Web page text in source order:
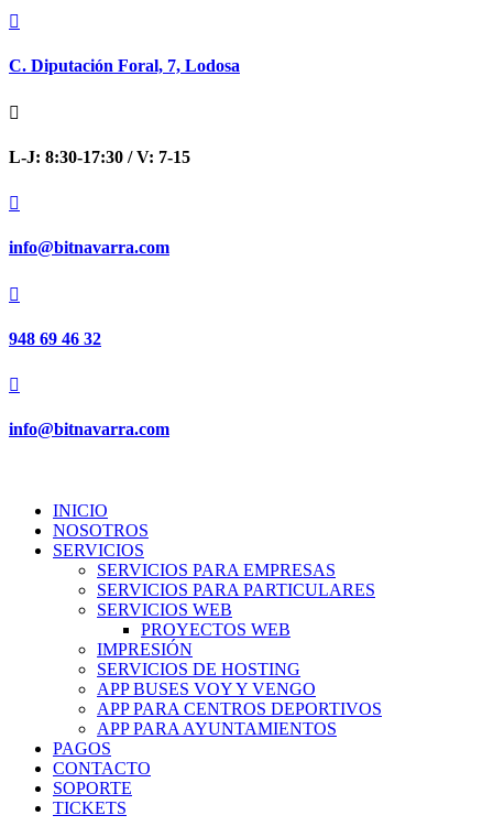

C. Diputación Foral, 7, Lodosa

L-J: 8:30-17:30 / V: 7-15

info@bitnavarra.com

948 69 46 32

info@bitnavarra.com
INICIO
NOSOTROS
SERVICIOS
SERVICIOS PARA EMPRESAS
SERVICIOS PARA PARTICULARES
SERVICIOS WEB
PROYECTOS WEB
IMPRESIÓN
SERVICIOS DE HOSTING
APP BUSES VOY Y VENGO
APP PARA CENTROS DEPORTIVOS
APP PARA AYUNTAMIENTOS
PAGOS
CONTACTO
SOPORTE
TICKETS